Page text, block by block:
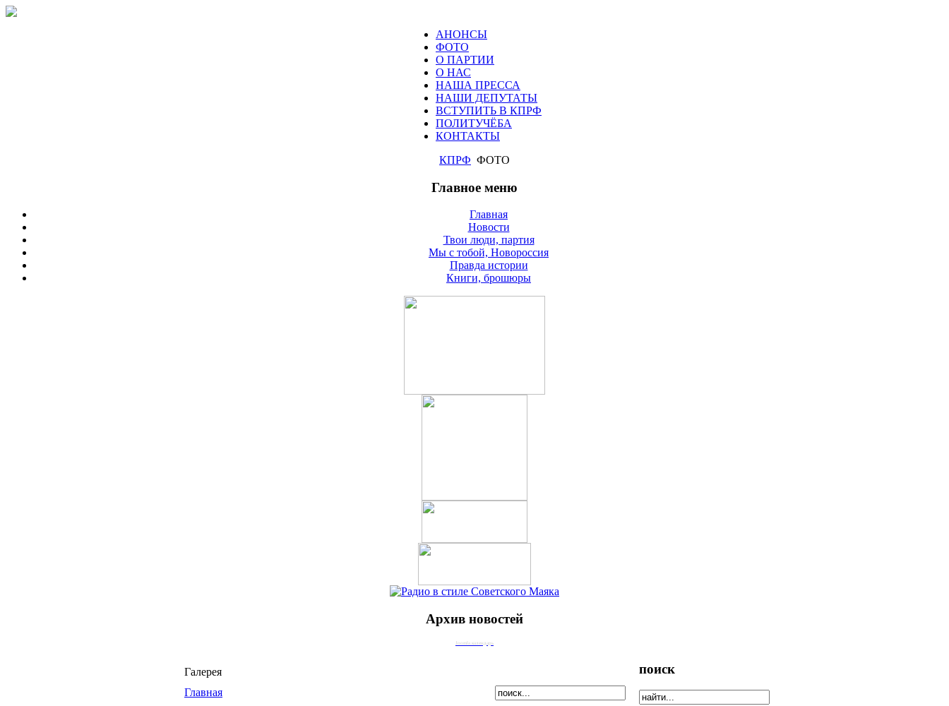
АНОНСЫ
ФОТО
О ПАРТИИ
О НАС
НАША ПРЕССА
НАШИ ДЕПУТАТЫ
ВСТУПИТЬ В КПРФ
ПОЛИТУЧЁБА
КОНТАКТЫ
КПРФ ФОТО
Главное меню
Главная
Новости
Твои люди, партия
Мы с тобой, Новороссия
Правда истории
Книги, брошюры
Архив новостей
Joomla календарь
Галерея
Главная
поиск